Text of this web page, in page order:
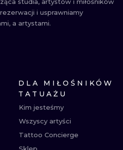
i usprawniamy
a artystami.
DLA MIŁOŚNIKÓW
TATUAŻU
Kim jesteśmy
Wszyscy artyści
Tattoo Concierge